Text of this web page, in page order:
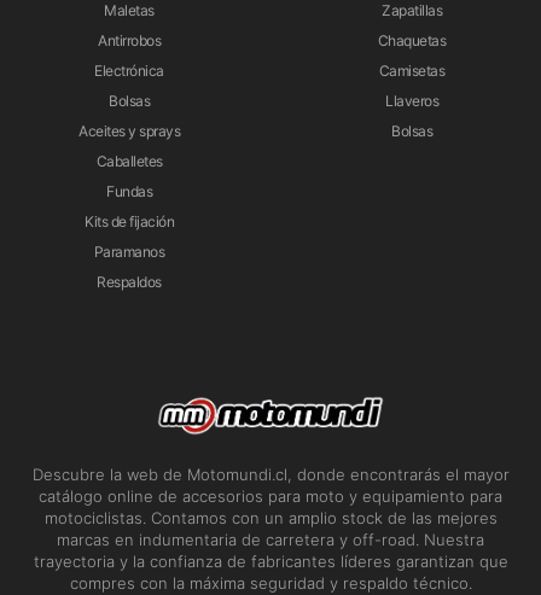
Maletas
Antirrobos
Electrónica
Bolsas
Aceites y sprays
Caballetes
Fundas
Kits de fijación
Paramanos
Respaldos
Zapatillas
Chaquetas
Camisetas
Llaveros
Bolsas
Descubre la web de Motomundi.cl, donde encontrarás el mayor
catálogo online de accesorios para moto y equipamiento para
motociclistas. Contamos con un amplio stock de las mejores
marcas en indumentaria de carretera y off-road. Nuestra
trayectoria y la confianza de fabricantes líderes garantizan que
compres con la máxima seguridad y respaldo técnico.